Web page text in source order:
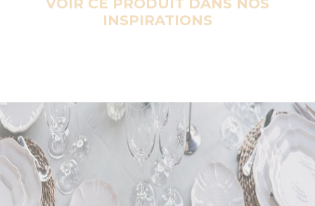
VOIR CE PRODUIT DANS NOS
INSPIRATIONS